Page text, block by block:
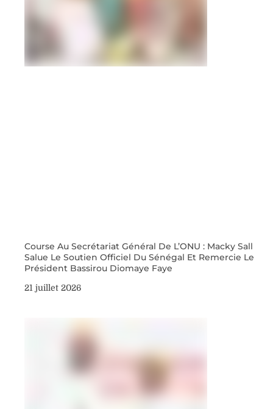
Course Au Secrétariat Général De L’ONU : Macky Sall
Salue Le Soutien Officiel Du Sénégal Et Remercie Le
Président Bassirou Diomaye Faye
21 juillet 2026